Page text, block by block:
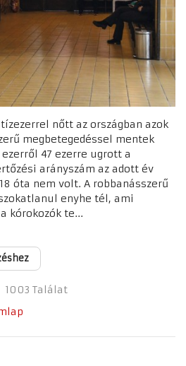
nőtt az országban azok
megbetegedéssel mentek
47 ezerre ugrott a
arányszám az adott év
óta nem volt. A robbanásszerű
enyhe tél, ami
kórokozók te...
1003 Találat